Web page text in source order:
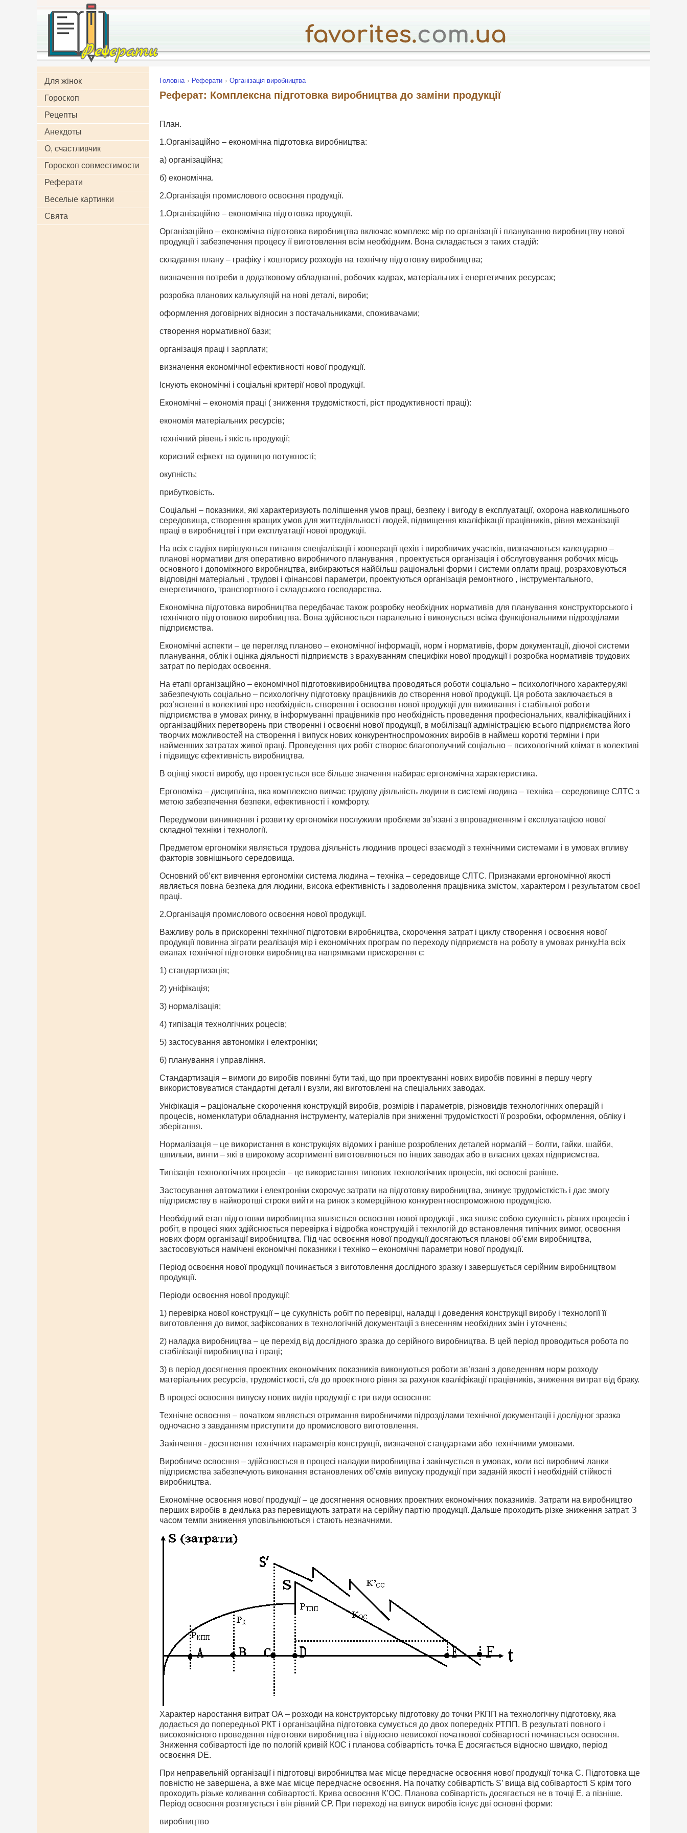
Для жінок
Гороскоп
Рецепты
Анекдоты
О, счастливчик
Гороскоп совместимости
Реферати
Веселые картинки
Свята
Головна Реферати Організація виробництва
Реферат: Комплексна підготовка виробництва до заміни продукції
План.
1.Організаційно – економічна підготовка виробництва:
а) організаційна;
б) економічна.
2.Організація промислового освоєння продукції.
1.Організаційно – економічна підготовка продукції.
Організаційно – економічна підготовка виробництва включає комплекс мір по організації і плануванню виробництву нової
продукції і забезпечення процесу її виготовлення всім необхідним. Вона складається з таких стадій:
складання плану – графіку і кошторису розходів на технічну підготовку виробництва;
визначення потреби в додатковому обладнанні, робочих кадрах, матеріальних і енергетичних ресурсах;
розробка планових калькуляцій на нові деталі, вироби;
оформлення договірних відносин з постачальниками, споживачами;
створення нормативної бази;
організація праці і зарплати;
визначення економічної ефективності нової продукції.
Існують економічні і соціальні критерії нової продукції.
Економічні – економія праці ( зниження трудомісткості, ріст продуктивності праці):
економія матеріальних ресурсів;
технічний рівень і якість продукції;
корисний ефкект на одиницю потужності;
окупність;
прибутковість.
Соціальні – показники, які характеризують поліпшення умов праці, безпеку і вигоду в експлуатації, охорона навколишнього
середовища, створення кращих умов для життєдіяльності людей, підвищення кваліфікації працівників, рівня механізації
праці в виробництві і при експлуатації нової продукції.
На всіх стадіях вирішуються питання спеціалізації і кооперації цехів і виробничих участків, визначаються календарно –
планові нормативи для оперативно виробничого планування , проектується організація і обслуговування робочих місць
основного і допоміжного виробництва, вибираються найбільш раціональні форми і системи оплати праці, розраховуються
відповідні матеріальні , трудові і фінансові параметри, проектуються організація ремонтного , інструментального,
енергетичного, транспортного і складського господарства.
Економічна підготовка виробництва передбачає також розробку необхідних нормативів для планування конструкторського і
технічного підготовкою виробництва. Вона здійснюється паралельно і виконується всіма функціональними підрозділами
підприємства.
Економічні аспекти – це перегляд планово – економічної інформації, норм і нормативів, форм документації, діючої системи
планування, облік і оцінка діяльності підприємств з врахуванням специфіки нової продукції і розробка нормативів трудових
затрат по періодах освоєння.
На етапі організаційно – економічної підготовкивиробництва проводяться роботи соціально – психологічного характеру,які
забезпечують соціально – психологічну підготовку працівників до створення нової продукції. Ця робота заключається в
роз’ясненні в колективі про необхідність створення і освоєння нової продукції для виживання і стабільної роботи
підприємства в умовах ринку, в інформуванні працівників про необхідність проведення професіональних, кваліфікаційних і
організаційних перетворень при створенні і освоєнні нової продукції, в мобілізації адміністрацією всього підприємства його
творчих можливостей на створення і випуск нових конкурентноспроможних виробів в наймеш короткі терміни і при
найменших затратах живої праці. Проведення цих робіт створює благополучний соціально – психологічний клімат в колективі
і підвищує єфективність виробництва.
В оцінці якості виробу, що проектується все більше значення набирає ергономічна характеристика.
Ергономіка – дисципліна, яка комплексно вивчає трудову діяльність людини в системі людина – техніка – середовище СЛТС з
метою забезпечення безпеки, ефективності і комфорту.
Передумови виникнення і розвитку ергономіки послужили проблеми зв’язані з впровадженням і експлуатацією нової
складної техніки і технології.
Предметом ергономіки являється трудова діяльність людинив процесі взаємодії з технічними системами і в умовах впливу
факторів зовнішнього середовища.
Основний об’єкт вивчення ергономіки система людина – техніка – середовище СЛТС. Признаками ергономічної якості
являється повна безпека для людини, висока ефективність і задоволення працівника змістом, характером і результатом своєї
праці.
2.Організація промислового освоєння нової продукції.
Важливу роль в прискоренні технічної підготовки виробництва, скорочення затрат і циклу створення і освоєння нової
продукції повинна зіграти реалізація мір і економічних програм по переходу підприємств на роботу в умовах ринку.На всіх
еиапах технічної підготовки виробництва напрямками прискорення є:
1) стандартизація;
2) уніфікація;
3) нормалізація;
4) типізація технолгічних роцесів;
5) застосування автономіки і електроніки;
6) планування і управління.
Стандартизація – вимоги до виробів повинні бути такі, що при проектуванні нових виробів повинні в першу чергу
використовуватися стандартні деталі і вузли, які виготовлені на спеціальних заводах.
Уніфікація – раціональне скорочення конструкцій виробів, розмірів і параметрів, різновидів технологічних операцій і
процесів, номенклатури обладнання інструменту, матеріалів при зниженні трудомісткості її розробки, оформлення, обліку і
зберігання.
Нормалізація – це використання в конструкціях відомих і раніше розроблених деталей нормалій – болти, гайки, шайби,
шпильки, винти – які в широкому асортименті виготовляються по інших заводах або в власних цехах підприємства.
Типізація технологічних процесів – це використання типових технологічних процесів, які освоєні раніше.
Застосування автоматики і електроніки скорочує затрати на підготовку виробництва, знижує трудомісткість і дає змогу
підприємству в найкоротші строки вийти на ринок з комерційною конкурентноспроможною продукцією.
Необхідний етап підготовки виробництва являється освоєння нової продукції , яка являє собою сукупність різних процесів і
робіт, в процесі яких здійснюється перевірка і відробка конструкцій і технлогій до встановлення типічних вимог, освоєння
нових форм організації виробництва. Під час освоєння нової продукції досягаються планові об’єми виробництва,
застосовуються намічені економічні показники і техніко – економічні параметри нової продукції.
Період освоєння нової продукції починається з виготовлення дослідного зразку і завершується серійним виробництвом
продукції.
Періоди освоєння нової продукції:
1) перевірка нової конструкції – це сукупність робіт по перевірці, наладці і доведення конструкції виробу і технології її
виготовлення до вимог, зафіксованих в технологічній документації з внесенням необхідних змін і уточнень;
2) наладка виробництва – це перехід від дослідного зразка до серійного виробництва. В цей період проводиться робота по
стабілізації виробництва і праці;
3) в період досягнення проектних економічних показників виконуються роботи зв’язані з доведенням норм розходу
матеріальних ресурсів, трудомісткості, с/в до проектного рівня за рахунок кваліфікації працівників, зниження витрат від браку.
В процесі освоєння випуску нових видів продукції є три види освоєння:
Технічне освоєння – початком являється отримання виробничими підрозділами технічної документації і дослідног зразка
одночасно з завданням приступити до промислового виготовлення.
Закінчення - досягнення технічних параметрів конструкції, визначеної стандартами або технічними умовами.
Виробниче освоєння – здійснюється в процесі наладки виробництва і закінчується в умовах, коли всі виробничі ланки
підприємства забезпечують виконання встановлених об’ємів випуску продукції при заданій якості і необхідній стійкості
виробництва.
Економічне освоєння нової продукції – це досягнення основних проектних економічних показників. Затрати на виробництво
перших виробів в декілька раз перевищують затрати на серійну партію продукції. Дальше проходить різке зниження затрат. З
часом темпи зниження уповільнюються і стають незначними.
Характер наростання витрат ОА – розходи на конструкторську підготовку до точки РКПП на технологічну підготовку, яка
додається до попередньої РКТ і організаційна підготовка сумується до двох попередніх РТПП. В результаті повного і
високоякісного проведення підготовки виробництва і відносно невисокої початкової собівартості починається освоєння.
Зниження собівартості іде по пологій кривій КОС і планова собівартість точка Е досягається відносно швидко, період
освоєння DE.
При неправельній організації і підготовці виробництва має місце передчасне освоєння нової продукції точка С. Підготовка ще
повністю не завершена, а вже має місце передчасне освоєння. На початку собівартість S’ вища від собівартості S крім того
проходить різьке коливання собівартості. Крива освоєння К’ОС. Планова собівартість досягається не в точці Е, а пізніше.
Період освоєння розтягується і він рівний СР. При переході на випуск виробів існує дві основні форми:
виробництво